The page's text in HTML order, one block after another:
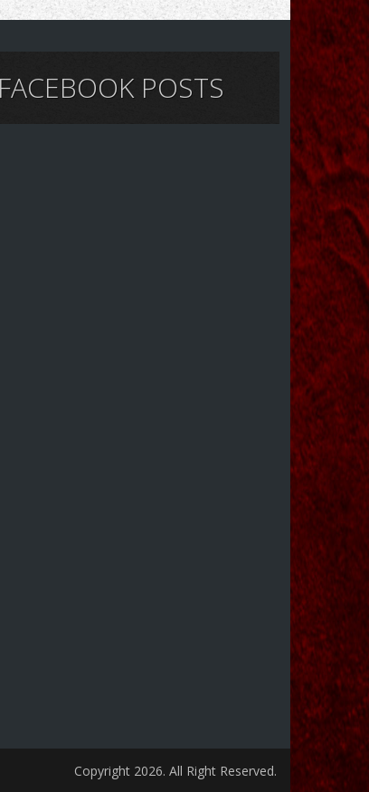
FACEBOOK POSTS
Copyright 2026. All Right Reserved.